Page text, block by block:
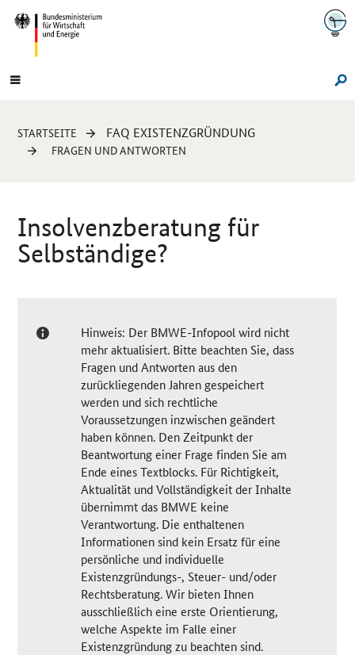
Navigation
Hauptmenü
Sie
sind
STARTSEITE FAQ EXISTENZGRÜNDUNG
FRAGEN UND ANTWORTEN
Insolvenzberatung für
Selbständige?
Hinweis: Der BMWE-Infopool wird nicht
mehr aktualisiert. Bitte beachten Sie, dass
Fragen und Antworten aus den
zurückliegenden Jahren gespeichert
werden und sich rechtliche
Voraussetzungen inzwischen geändert
haben können. Den Zeitpunkt der
Beantwortung einer Frage finden Sie am
Ende eines Textblocks. Für Richtigkeit,
Aktualität und Vollständigkeit der Inhalte
übernimmt das BMWE keine
Verantwortung. Die enthaltenen
Informationen sind kein Ersatz für eine
persönliche und individuelle
Existenzgründungs-, Steuer- und/oder
Rechtsberatung. Wir bieten Ihnen
ausschließlich eine erste Orientierung,
welche Aspekte im Falle einer
Existenzgründung zu beachten sind.